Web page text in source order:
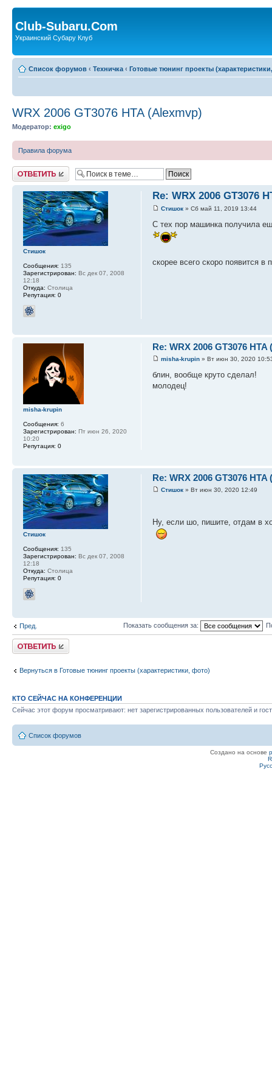
Club-Subaru.Com
Украинский Субару Клуб
Список форумов ‹ Техничка ‹ Готовые тюнинг проекты
WRX 2006 GT3076 HTA (Alexmvp)
Модератор: exigo
Правила форума
Ответить
Re: WRX 2006 GT3076
Стишок» Сб май 11, 2019 13:44
С тех пор машинка получила
скорее всего скоро появится в
Стишок
Сообщения: 135
Зарегистрирован: Вс дек 07, 2008
12:18
Откуда: Столица
Репутация: 0
Re: WRX 2006 GT3076 HTA
misha-krupin» Вт июн 30, 2020
блин, вообще круто сделал!
молодец!
misha-krupin
Сообщения: 6
Зарегистрирован: Пт июн 26, 2020
10:20
Репутация: 0
Re: WRX 2006 GT3076 HTA
Стишок» Вт июн 30, 2020 12:49
Ну, если шо, пишите, отдам в
Стишок
Сообщения: 135
Зарегистрирован: Вс дек 07, 2008
12:18
Откуда: Столица
Репутация: 0
Пред. Показать сообщения за:
Ответить
Вернуться в Готовые тюнинг проекты (характеристики, фото)
КТО СЕЙЧАС НА КОНФЕРЕНЦИИ
Сейчас этот форум просматривают: нет зарегистрированных пользователей и
Список форумов
Создано на основе